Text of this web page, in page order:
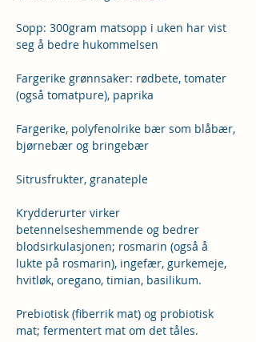
Sopp: 300gram matsopp i uken har vist
seg å bedre hukommelsen
Fargerike grønnsaker: rødbete, tomater
(også tomatpure), paprika
Fargerike, polyfenolrike bær som blåbær,
bjørnebær og bringebær
Sitrusfrukter, granateple
Krydderurter virker
betennelseshemmende og bedrer
blodsirkulasjonen; rosmarin (også å
lukte på rosmarin), ingefær, gurkemeje,
hvitløk, oregano, timian, basilikum.
Prebiotisk (fiberrik mat) og probiotisk
mat; fermentert mat om det tåles.